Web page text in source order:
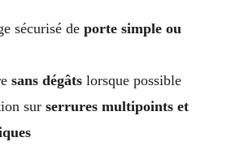
sécurisé de porte simple ou
sans dégâtslorsque possible
sur serrures multipoints et